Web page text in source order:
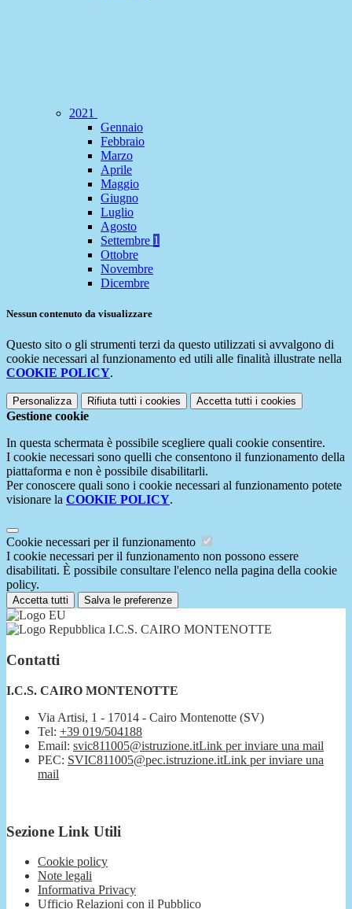
2021
Gennaio
Febbraio
Marzo
Aprile
Maggio
Giugno
Luglio
Agosto
Settembre 1
Ottobre
Novembre
Dicembre
Nessun contenuto da visualizzare
Questo sito o gli strumenti terzi da questo utilizzati si avvalgono di
cookie necessari al funzionamento ed utili alle finalità illustrate nella
COOKIE POLICY.
Personalizza Rifiuta tutti i cookies Accetta tutti i cookies
Gestione cookie
In questa schermata è possibile scegliere quali cookie consentire.
I cookie necessari sono quelli che consentono il funzionamento della
piattaforma e non è possibile disabilitarli.
Per conoscere quali sono i cookie necessari al funzionamento potete
visionare la COOKIE POLICY.
Cookie necessari per il funzionamento
I cookie necessari per il funzionamento non possono essere
disabilitati. È possibile consultare l'elenco nella pagina della cookie
policy.
Accetta tutti Salva le preferenze
I.C.S. CAIRO MONTENOTTE
Contatti
I.C.S. CAIRO MONTENOTTE
Via Artisi, 1 - 17014 - Cairo Montenotte (SV)
Tel: +39 019/504188
Email: svic811005@istruzione.itLink per inviare una mail
PEC: SVIC811005@pec.istruzione.itLink per inviare una
mail
Sezione Link Utili
Cookie policy
Note legali
Informativa Privacy
Ufficio Relazioni con il Pubblico